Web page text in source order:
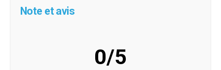
Note et avis
0/5